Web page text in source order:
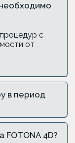
с
от
в период
4D?